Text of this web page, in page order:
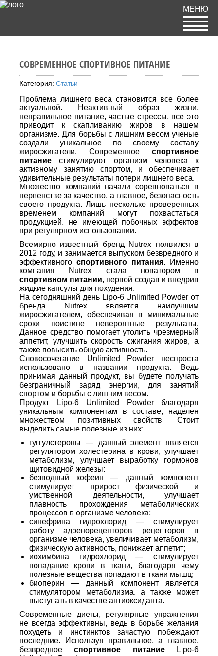
МЕНЮ
СОВРЕМЕННОЕ СПОРТИВНОЕ ПИТАНИЕ
Категория: Статьи
Проблема лишнего веса становится все более
актуальной. Неактивный образ жизни,
неправильное питание, частые стрессы, все это
приводит к скапливанию жиров в нашем
организме. Для борьбы с лишним весом ученые
создали уникальное по своему составу
жиросжигатели. Современное спортивное
питание стимулируют организм человека к
активному занятию спортом, и обеспечивает
удивительные результаты потери лишнего веса.
Множество компаний начали соревноваться в
первенстве за качество, а главное, безопасность
своего продукта. Лишь несколько проверенных
временем компаний могут похвастаться
продукцией, не имеющей побочных эффектов
при регулярном использовании.
Всемирно известный бренд Nutrex появился в
2012 году, и занимается выпуском безвредного и
эффективного спортивного питания. Именно
компания Nutrex стала новатором в
спортивном питании, первой создав и внедрив
жидкие капсулы для похудения.
На сегодняшний день Lipo-6 Unlimited Powder от
бренда Nutrex является наилучшим
жиросжигателем, обеспечивая в минимальные
сроки поистине невероятные результаты.
Данное средство помогает утолить чрезмерный
аппетит, улучшить скорость сжигания жиров, а
также повысить общую активность.
Словосочетание Unlimited Powder неспроста
использовано в названии продукта. Ведь
принимая данный продукт, вы будете получать
безграничный заряд энергии, для занятий
спортом и борьбы с лишним весом.
Продукт Lipo-6 Unlimited Powder благодаря
уникальным компонентам в составе, наделен
множеством позитивных свойств. Стоит
выделить самые полезные из них:
гуггулстероны — данный элемент является
регулятором холестерина в крови, улучшает
метаболизм, улучшает выработку гормонов
щитовидной железы;
безводный кофеин — данный компонент
стимулирует прирост физической и
умственной деятельности, улучшает
плавность прохождения метаболических
процессов в организме человека;
синефрина гидрохлорид — стимулирует
работу адренорецепторов рецепторов в
организме человека, увеличивает метаболизм,
физическую активность, понижает аппетит;
иохимбина гидрохлорид — стимулирует
попадание крови в ткани, благодаря чему
полезные вещества попадают в ткани мышц;
биоперин — данный компонент является
стимулятором метаболизма, а также может
выступать в качестве антиоксиданта.
Современные диеты, регулярные упражнения
не всегда эффективны, ведь в борьбе желания
похудеть и инстинктов зачастую побеждают
последние. Используя правильное, а главное,
безвредноеспортивное питаниеLipo-6